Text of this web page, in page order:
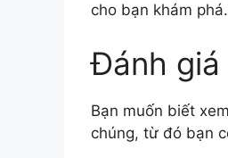
cho bạn khám
Đánh
Bạn muốn biết
chúng, từ đó bạn